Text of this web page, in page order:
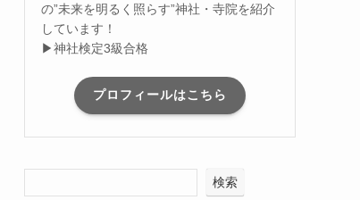
の”未来を明るく照らす”神社・寺院を紹介
しています！
▶神社検定3級合格
プロフィールはこちら
検索